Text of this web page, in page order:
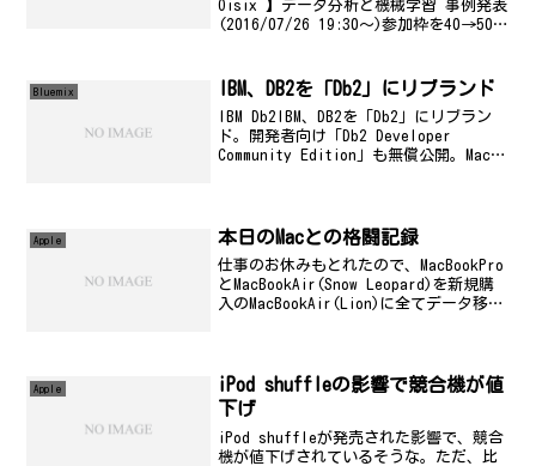
Oisix 】データ分析と機械学習 事例発表
(2016/07/26 19:30〜)参加枠を40→50に
2→3...
Bluemix IBM、DB2を「Db2」にリブランド
IBM Db2IBM、DB2を「Db2」にリブラン
ド。開発者向け「Db2 Developer
Community Edition」も無償公開。MacOS
Apple 本日のMacとの格闘記録
仕事のお休みもとれたので、MacBookPro
とMacBookAir(Snow Leopard)を新規購
入のMacBookAir(Lion)に全てデータ移行
Apple
iPod shuffleの影響で競合機が値
下げ
iPod shuffleが発売された影響で、競合
機が値下げされているそうな。ただ、比